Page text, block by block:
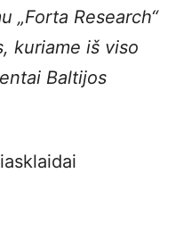
„Forta Research“
kuriame iš viso
Baltijos